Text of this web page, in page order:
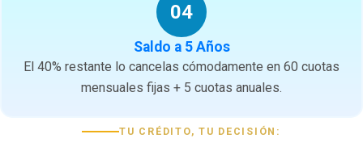
04
Saldo a 5 Años
El 40% restante lo cancelas cómodamente en 60 cuotas
mensuales fijas + 5 cuotas anuales.
TU CRÉDITO, TU DECISIÓN: